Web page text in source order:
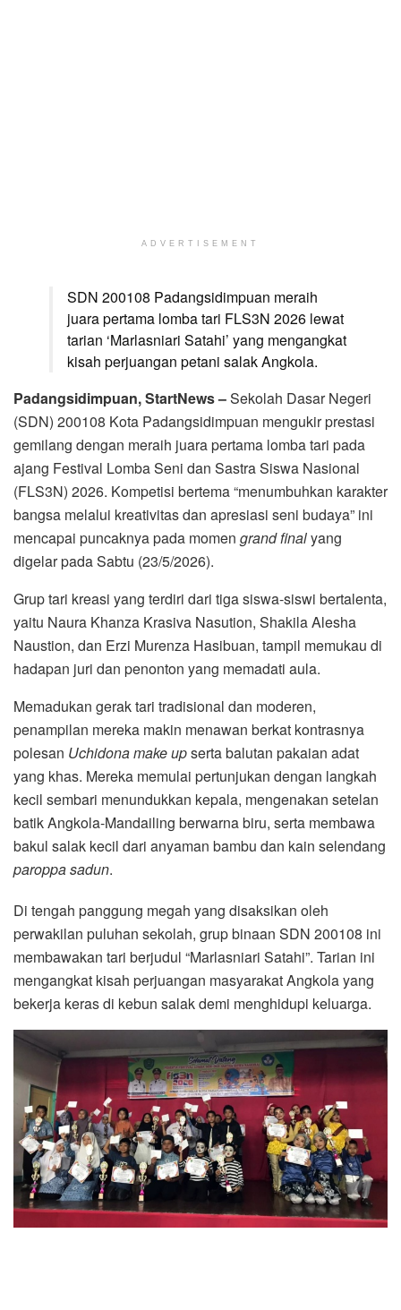
ADVERTISEMENT
SDN 200108 Padangsidimpuan meraih
juara pertama lomba tari FLS3N 2026 lewat
tarian ‘Marlasniari Satahi’ yang mengangkat
kisah perjuangan petani salak Angkola.
Padangsidimpuan, StartNews –Sekolah Dasar Negeri
(SDN) 200108 Kota Padangsidimpuan mengukir prestasi
gemilang dengan meraih juara pertama lomba tari pada
ajang Festival Lomba Seni dan Sastra Siswa Nasional
(FLS3N) 2026. Kompetisi bertema “menumbuhkan karakter
bangsa melalui kreativitas dan apresiasi seni budaya” ini
mencapai puncaknya pada momen grand finalyang
digelar pada Sabtu (23/5/2026).
Grup tari kreasi yang terdiri dari tiga siswa-siswi bertalenta,
yaitu Naura Khanza Krasiva Nasution, Shakila Alesha
Naustion, dan Erzi Murenza Hasibuan, tampil memukau di
hadapan juri dan penonton yang memadati aula.
Memadukan gerak tari tradisional dan moderen,
penampilan mereka makin menawan berkat kontrasnya
polesan Uchidona make upserta balutan pakaian adat
yang khas. Mereka memulai pertunjukan dengan langkah
kecil sembari menundukkan kepala, mengenakan setelan
batik Angkola-Mandailing berwarna biru, serta membawa
bakul salak kecil dari anyaman bambu dan kain selendang
paroppa sadun.
Di tengah panggung megah yang disaksikan oleh
perwakilan puluhan sekolah, grup binaan SDN 200108 ini
membawakan tari berjudul “Marlasniari Satahi”. Tarian ini
mengangkat kisah perjuangan masyarakat Angkola yang
bekerja keras di kebun salak demi menghidupi keluarga.